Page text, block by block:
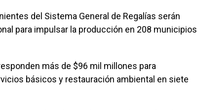
del Sistema General de Regalías serán
para impulsar la producción en 208 municipios
más de $96 mil millones para
básicos y restauración ambiental en siete